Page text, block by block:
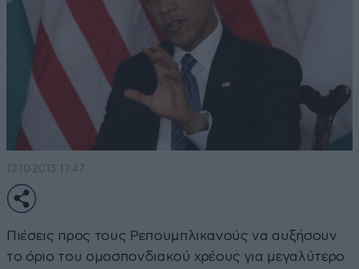
12·10·2013 17:47
Πιέσεις προς τους Ρεπουμπλικανούς να αυξήσουν
το όριο του ομοσπονδιακού χρέους για μεγαλύτερο